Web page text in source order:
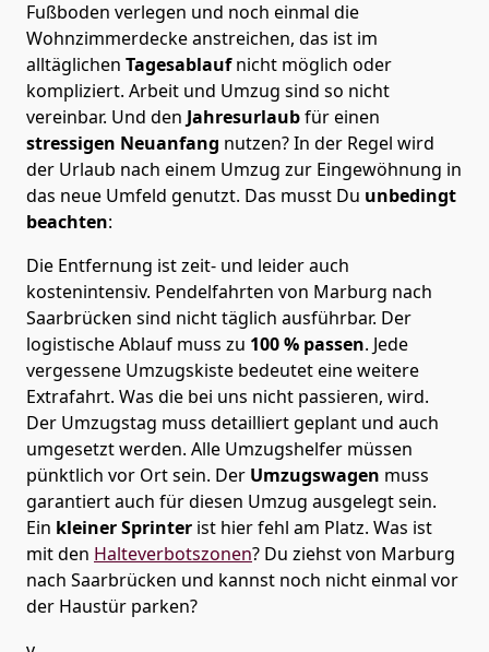
Fußboden verlegen und noch einmal die
Wohnzimmerdecke anstreichen, das ist im
alltäglichen Tagesablaufnicht möglich oder
kompliziert. Arbeit und Umzug sind so nicht
vereinbar. Und den Jahresurlaubfür einen
stressigen Neuanfang nutzen? In der Regel wird
der Urlaub nach einem Umzug zur Eingewöhnung in
das neue Umfeld genutzt. Das musst Du unbedingt
beachten:
Die Entfernung ist zeit- und leider auch
kostenintensiv. Pendelfahrten von Marburg nach
Saarbrücken sind nicht täglich ausführbar. Der
logistische Ablauf muss zu 100 % passen. Jede
vergessene Umzugskiste bedeutet eine weitere
Extrafahrt. Was die bei uns nicht passieren, wird.
Der Umzugstag muss detailliert geplant und auch
umgesetzt werden. Alle Umzugshelfer müssen
pünktlich vor Ort sein. Der Umzugswagen muss
garantiert auch für diesen Umzug ausgelegt sein.
Ein kleiner Sprinter ist hier fehl am Platz. Was ist
mit den Halteverbotszonen? Du ziehst von Marburg
nach Saarbrücken und kannst noch nicht einmal vor
der Haustür parken?